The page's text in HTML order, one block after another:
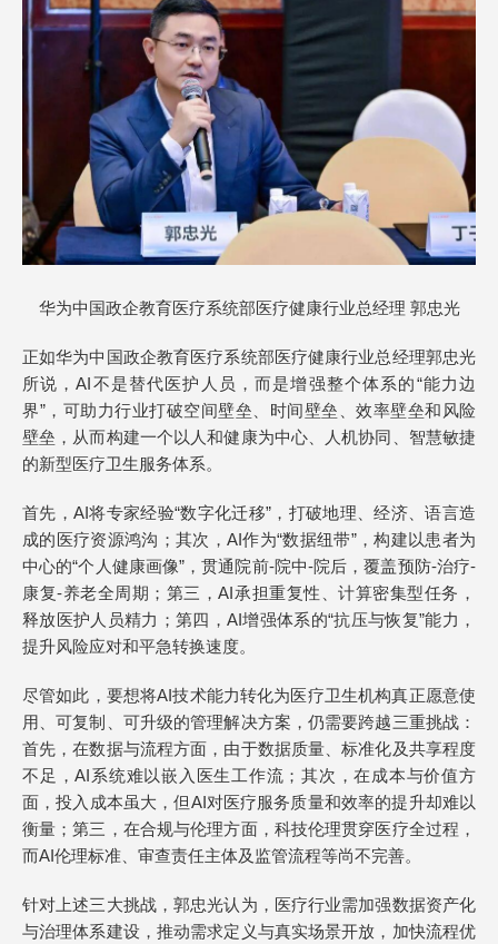
华为中国政企教育医疗系统部医疗健康行业总经理 郭忠光
正如华为中国政企教育医疗系统部医疗健康行业总经理郭忠光
所说，AI不是替代医护人员，而是增强整个体系的“能力边
界”，可助力行业打破空间壁垒、时间壁垒、效率壁垒和风险
壁垒，从而构建一个以人和健康为中心、人机协同、智慧敏捷
的新型医疗卫生服务体系。
首先，AI将专家经验“数字化迁移”，打破地理、经济、语言造
成的医疗资源鸿沟；其次，AI作为“数据纽带”，构建以患者为
中心的“个人健康画像”，贯通院前-院中-院后，覆盖预防-治疗-
康复-养老全周期；第三，AI承担重复性、计算密集型任务，
释放医护人员精力；第四，AI增强体系的“抗压与恢复”能力，
提升风险应对和平急转换速度。
尽管如此，要想将AI技术能力转化为医疗卫生机构真正愿意使
用、可复制、可升级的管理解决方案，仍需要跨越三重挑战：
首先，在数据与流程方面，由于数据质量、标准化及共享程度
不足，AI系统难以嵌入医生工作流；其次，在成本与价值方
面，投入成本虽大，但AI对医疗服务质量和效率的提升却难以
衡量；第三，在合规与伦理方面，科技伦理贯穿医疗全过程，
而AI伦理标准、审查责任主体及监管流程等尚不完善。
针对上述三大挑战，郭忠光认为，医疗行业需加强数据资产化
与治理体系建设，推动需求定义与真实场景开放，加快流程优